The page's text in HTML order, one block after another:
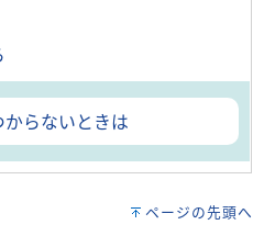
らないときは
ページの先頭へ